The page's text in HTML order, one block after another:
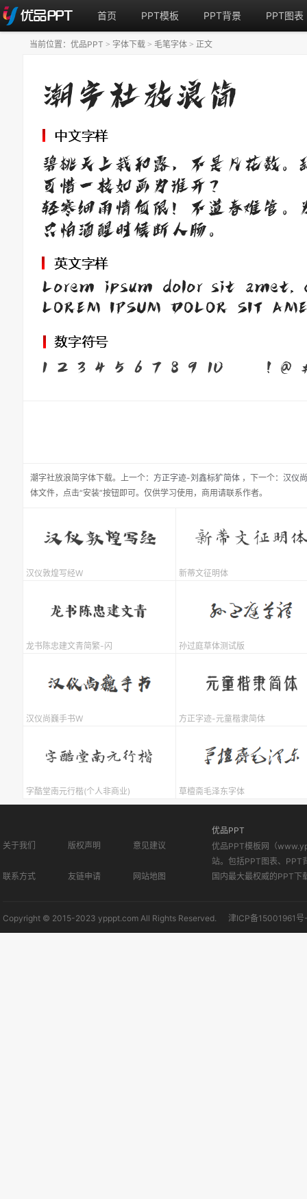
首页 PPT模板 PPT背景 PPT图表
潮字社放浪简字体下载。 上一个： 方正字迹-刘鑫标犷简体 ， 下一个： 汉仪
体文件，点击“安装”按钮即可。仅供学习使用，商用请联系作者。
当前位置： 优品PPT > 字体下载 > 毛笔字体 > 正文
汉仪敦煌写经W 新蒂文征明体
龙书陈忠建文青简繁-闪 孙过庭草体测试版
汉仪尚巍手书W 方正字迹-元童楷隶简体
字酷堂南元行楷(个人非商业) 草檀斋毛泽东字体
关于我们 版权声明 意见建议
联系方式 友链申请 网站地图
优品PPT
优品PPT模板网（
站。包括PPT图表、PPT
国内最大最权威的PPT下
Copyright © 2015-2023 ypppt.com All Rights Reserved. 津ICP备15001961号